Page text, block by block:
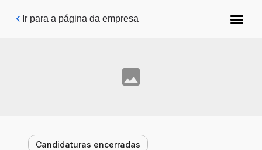
Pular para o conteúdo principal
Ir para a página da empresa
Candidaturas encerradas